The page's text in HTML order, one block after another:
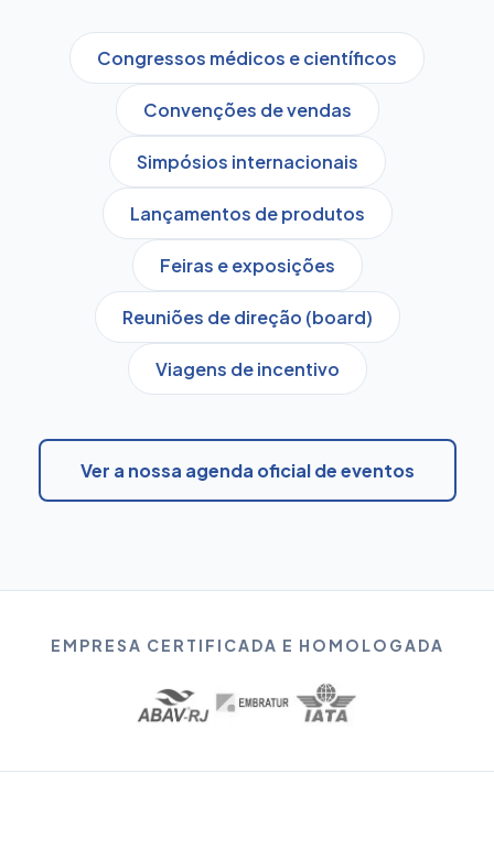
Congressos médicos e científicos
Convenções de vendas
Simpósios internacionais
Lançamentos de produtos
Feiras e exposições
Reuniões de direção (board)
Viagens de incentivo
Ver a nossa agenda oficial de eventos
EMPRESA CERTIFICADA E HOMOLOGADA